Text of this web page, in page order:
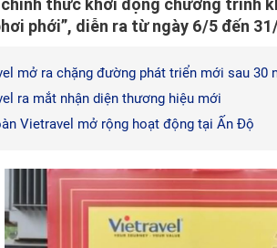
thức khởi động chương trình
phới”, diễn ra từ ngày 6/5 đến
mở ra chặng đường phát triển mới sau 30
ra mắt nhận diện thương hiệu mới
Vietravel mở rộng hoạt động tại Ấn Độ